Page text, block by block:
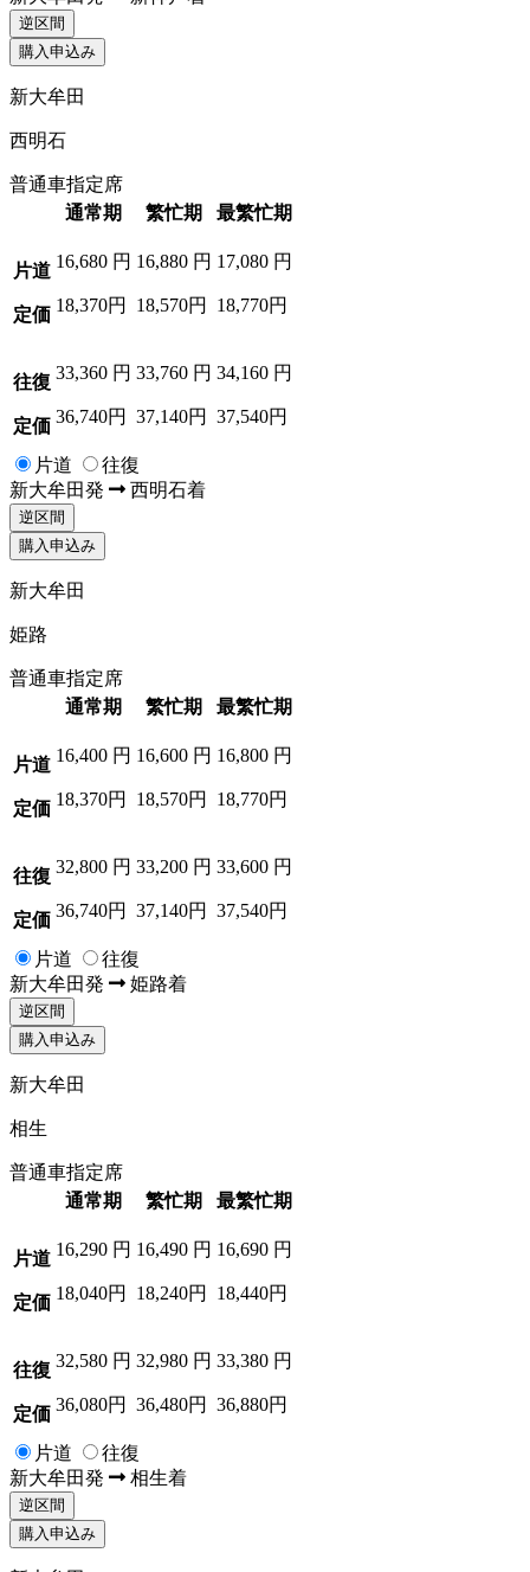
逆区間
購入申込み
新大牟田
西明石
普通車指定席
通常期
繁忙期 最繁忙期
片道
定価
16,680 円
18,370円
16,880 円
18,570円
17,080 円
18,770円
往復
定価
33,360 円
36,740円
33,760 円
37,140円
34,160 円
37,540円
片道
往復
新大牟田発 西明石着
逆区間
購入申込み
新大牟田
姫路
普通車指定席
通常期
繁忙期 最繁忙期
片道
定価
16,400 円
18,370円
16,600 円
18,570円
16,800 円
18,770円
往復
定価
32,800 円
36,740円
33,200 円
37,140円
33,600 円
37,540円
片道
往復
新大牟田発 姫路着
逆区間
購入申込み
新大牟田
相生
普通車指定席
通常期
繁忙期 最繁忙期
片道
定価
16,290 円
18,040円
16,490 円
18,240円
16,690 円
18,440円
往復
定価
32,580 円
36,080円
32,980 円
36,480円
33,380 円
36,880円
片道
往復
新大牟田発 相生着
逆区間
購入申込み